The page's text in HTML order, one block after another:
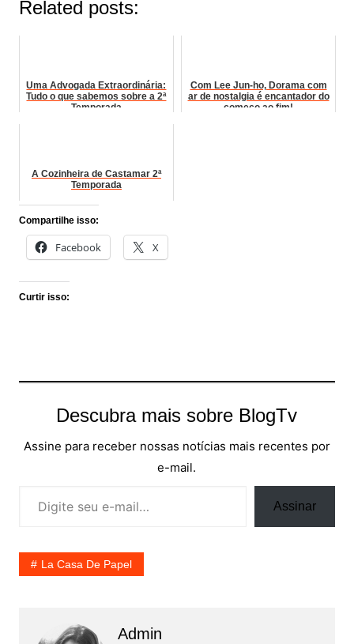
Related posts:
Uma Advogada Extraordinária:
Tudo o que sabemos sobre a 2ª
Temporada
Com Lee Jun-ho, Dorama com
ar de nostalgia é encantador do
começo ao fim!
A Cozinheira de Castamar 2ª
Temporada
Compartilhe isso:
Facebook X
Curtir isso:
Descubra mais sobre BlogTv
Assine para receber nossas notícias mais recentes por
e-mail.
Assinar
La Casa De Papel
Admin